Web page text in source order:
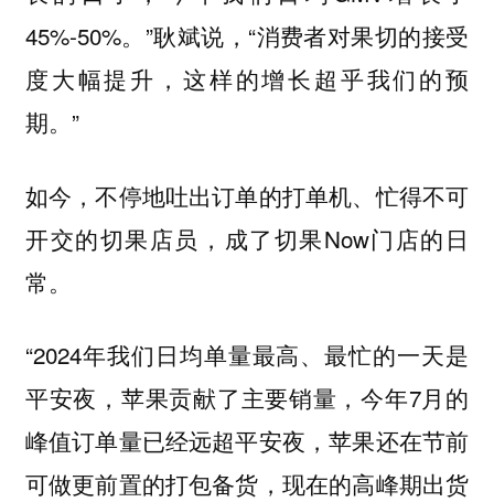
45%-50%。”耿斌说，“消费者对果切的接受
度大幅提升，这样的增长超乎我们的预
期。”
如今，不停地吐出订单的打单机、忙得不可
开交的切果店员，成了切果Now门店的日
常。
“2024年我们日均单量最高、最忙的一天是
平安夜，苹果贡献了主要销量，今年7月的
峰值订单量已经远超平安夜，苹果还在节前
可做更前置的打包备货，现在的高峰期出货